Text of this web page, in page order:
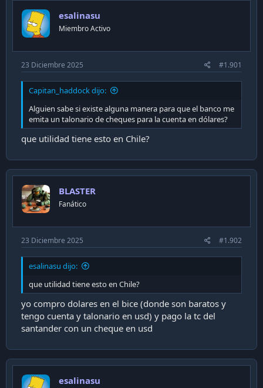
e
l
t
e
m
a
p
u
l
c
a
c
ó
n
esalinasu
Miembro Activo
23 Diciembre 2025 #1.901
Capitan_haddock dijo:
Alguien sabe si existe alguna manera para que el banco me
emita un talonario de cheques para la cuenta en dólares?
que utilidad tiene esto en Chile?
BLASTER
Fanático
23 Diciembre 2025 #1.902
esalinasu dijo:
que utilidad tiene esto en Chile?
yo compro dolares en el bice (donde son baratos y
tengo cuenta y talonario en usd) y pago la tc del
santander con un cheque en usd
esalinasu